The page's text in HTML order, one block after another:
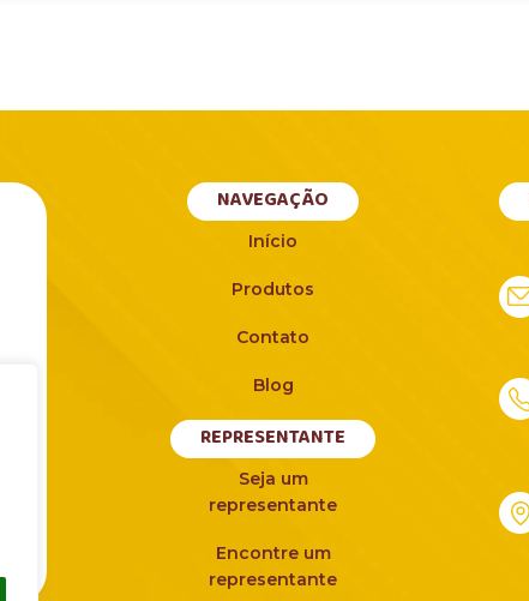
NAVEGAÇÃO
Início
Produtos
Contato
Blog
REPRESENTANTE
Seja um
representante
Encontre um
representante